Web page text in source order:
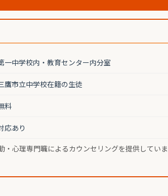
一中学校内・教育センター内分室
鷹市立中学校在籍の生徒
料
応あり
・心理専門職によるカウンセリングを提供してい